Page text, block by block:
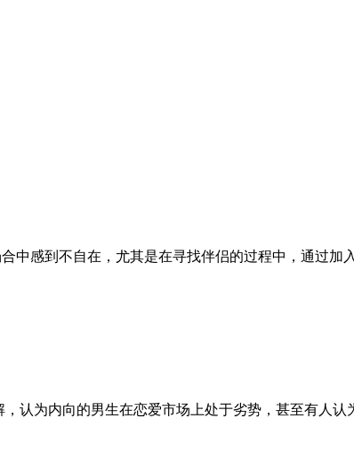
中感到不自在，尤其是在寻找伴侣的过程中，通过
认为内向的男生在恋爱市场上处于劣势，甚至有人